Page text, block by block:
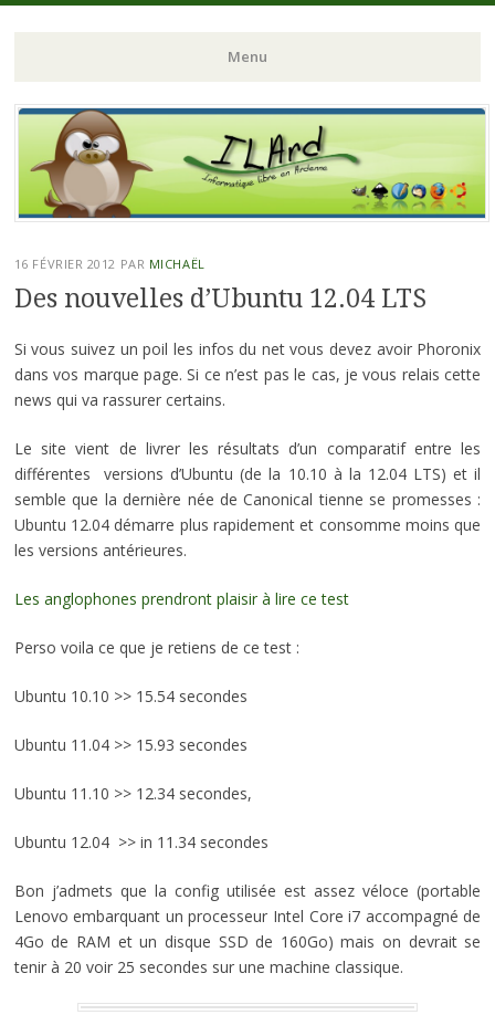
ILArd (Informatique
Libre en Ardenne)
Menu
Aller
contenu
principal
16 FÉVRIER 2012 PAR MICHAËL
Des nouvelles d’Ubuntu 12.04 LTS
Si vous suivez un poil les infos du net vous devez avoir Phoronix
dans vos marque page. Si ce n’est pas le cas, je vous relais cette
news qui va rassurer certains.
Le site vient de livrer les résultats d’un comparatif entre les
différentes versions d’Ubuntu (de la 10.10 à la 12.04 LTS) et il
semble que la dernière née de Canonical tienne se promesses :
Ubuntu 12.04 démarre plus rapidement et consomme moins que
les versions antérieures.
Les anglophones prendront plaisir à lire ce test
Perso voila ce que je retiens de ce test :
Ubuntu 10.10 >> 15.54 secondes
Ubuntu 11.04 >> 15.93 secondes
Ubuntu 11.10 >> 12.34 secondes,
Ubuntu 12.04 >> in 11.34 secondes
Bon j’admets que la config utilisée est assez véloce (portable
Lenovo embarquant un processeur Intel Core i7 accompagné de
4Go de RAM et un disque SSD de 160Go) mais on devrait se
tenir à 20 voir 25 secondes sur une machine classique.